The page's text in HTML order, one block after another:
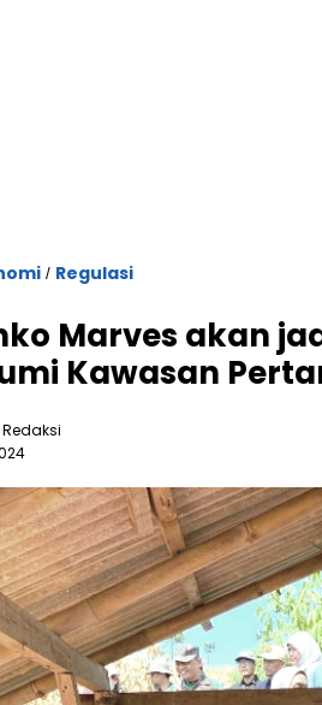
/ Regulasi
Marves akan
Kawasan